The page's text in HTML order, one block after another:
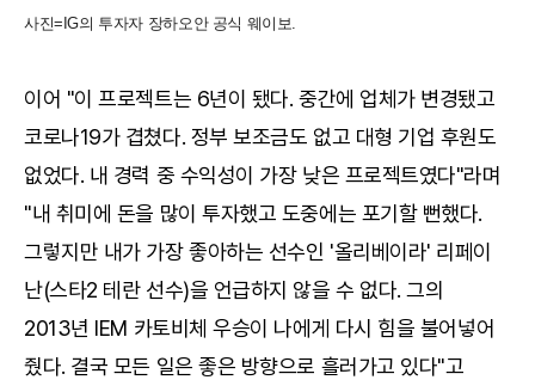
사진=IG의 투자자 장하오안 공식 웨이보.
이어 "이 프로젝트는 6년이 됐다. 중간에 업체가 변경됐고
코로나19가 겹쳤다. 정부 보조금도 없고 대형 기업 후원도
없었다. 내 경력 중 수익성이 가장 낮은 프로젝트였다"라며
"내 취미에 돈을 많이 투자했고 도중에는 포기할 뻔했다.
그렇지만 내가 가장 좋아하는 선수인 '올리베이라' 리페이
난(스타2 테란 선수)을 언급하지 않을 수 없다. 그의
2013년 IEM 카토비체 우승이 나에게 다시 힘을 불어넣어
줬다. 결국 모든 일은 좋은 방향으로 흘러가고 있다"고